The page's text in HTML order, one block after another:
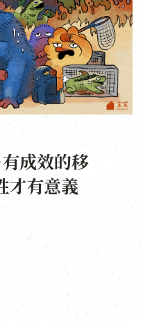
成效的移
才有意義